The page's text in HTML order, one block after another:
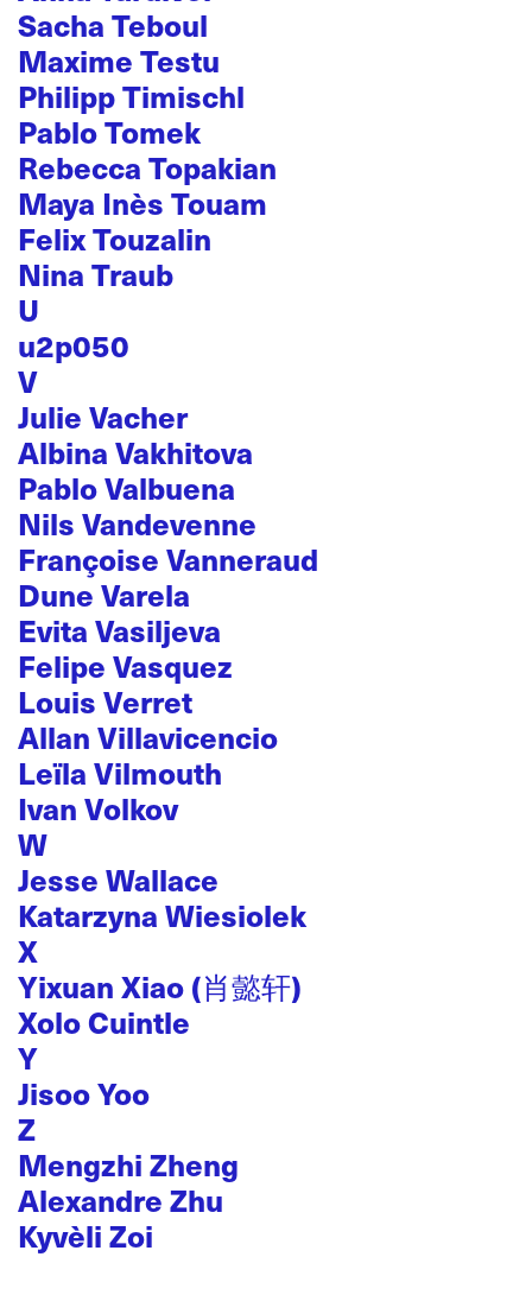
Sacha Teboul
Maxime Testu
Philipp Timischl
Pablo Tomek
Rebecca Topakian
Maya Inès Touam
Felix Touzalin
Nina Traub
U
u2p050
V
Julie Vacher
Albina Vakhitova
Pablo Valbuena
Nils Vandevenne
Françoise Vanneraud
Dune Varela
Evita Vasiljeva
Felipe Vasquez
Louis Verret
Allan Villavicencio
Leïla Vilmouth
Ivan Volkov
W
Jesse Wallace
Katarzyna Wiesiolek
X
Yixuan Xiao (肖懿轩)
Xolo Cuintle
Y
Jisoo Yoo
Z
Mengzhi Zheng
Alexandre Zhu
Kyvèli Zoi